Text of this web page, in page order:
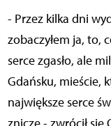
- Przez kilka dni
zobaczyłem ja, to,
serce zgasło, ale
Gdańsku, mieście,
największe serce